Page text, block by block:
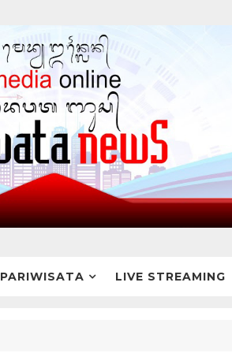
PARIWISATA LIVE STREAMING